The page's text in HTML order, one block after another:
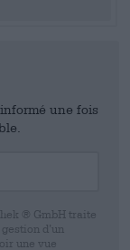
une fois
® GmbH traite
d’un
une vue